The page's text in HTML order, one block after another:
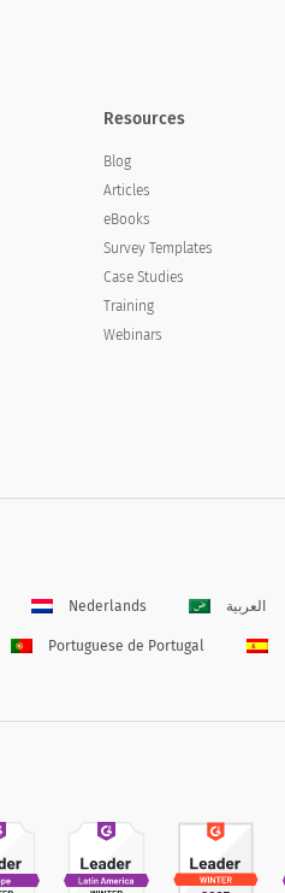
Resources
Blog
Articles
eBooks
Survey Templates
Case Studies
Training
Webinars
Nederlands العربية
Portuguese de Portugal